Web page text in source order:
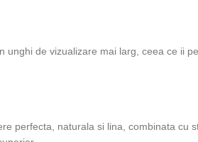
de vizualizare mai larg, ceea ce ii
perfecta, naturala si lina, combinata cu